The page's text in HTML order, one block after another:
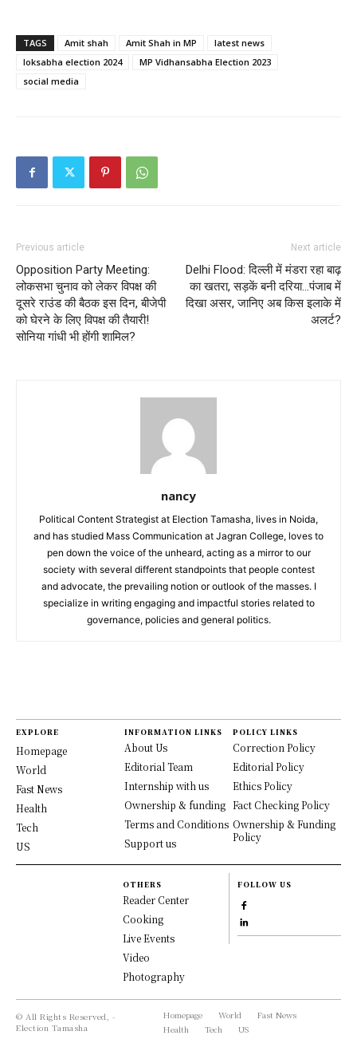
TAGS Amit shah Amit Shah in MP
latest news
loksabha election 2024
MP Vidhansabha Election 2023
social media
Previous article
Opposition Party Meeting:
लोकसभा चुनाव को लेकर विपक्ष की
दूसरे राउंड की बैठक इस दिन, बीजेपी
को घेरने के लिए विपक्ष की तैयारी!
सोनिया गांधी भी होंगी शामिल?
Next article
Delhi Flood: दिल्ली में मंडरा रहा बाढ़
का खतरा, सड़कें बनी दरिया…पंजाब में
दिखा असर, जानिए अब किस इलाके में
अलर्ट?
nancy
Political Content Strategist at Election Tamasha, lives in Noida,
and has studied Mass Communication at Jagran College, loves to
pen down the voice of the unheard, acting as a mirror to our
society with several different standpoints that people contest
and advocate, the prevailing notion or outlook of the masses. I
specialize in writing engaging and impactful stories related to
governance, policies and general politics.
EXPLORE
Homepage
World
Fast News
Health
Tech
US
INFORMATION LINKS
About Us
Editorial Team
Internship with us
Ownership & funding
Terms and Conditions
Support us
POLICY LINKS
Correction Policy
Editorial Policy
Ethics Policy
Fact Checking Policy
Ownership & Funding
Policy
OTHERS
Reader Center
Cooking
Live Events
Video
Photography
FOLLOW US
© All Rights Reserved, -
Election Tamasha
Homepage World
Fast News
Health
Tech US